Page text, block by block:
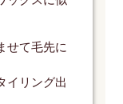
せて毛先に
イリング出